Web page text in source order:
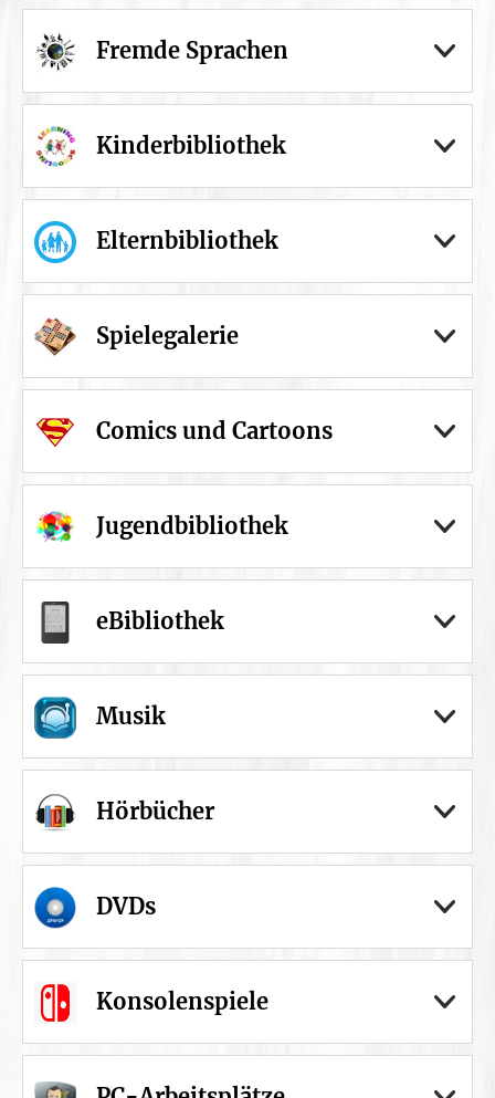
Fremde Sprachen
Kinderbibliothek
Elternbibliothek
Spielegalerie
Comics und Cartoons
Jugendbibliothek
eBibliothek
Musik
Hörbücher
DVDs
Konsolenspiele